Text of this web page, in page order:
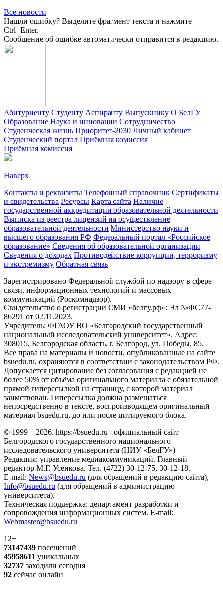
Все новости
Нашли ошибку? Выделите фрагмент текста и нажмите
Ctrl+Enter.
Сообщение об ошибке автоматически отправится в редакцию.
Абитуриенту Студенту Аспиранту Выпускнику О БелГУ
Образование Наука и инновации Сотрудничество
Студенческая жизнь Приоритет-2030 Личный кабинет
Студенческий портал Приёмная комиссия
Приёмная комиссия
Наверх
Контакты и реквизиты Телефонный справочник Сертификаты
и свидетельства Ресурсы Карта сайта Наличие
государственной аккредитации образовательной деятельности
Выписка из реестра лицензий на осуществление
образовательной деятельности Министерствo науки и
высшего образования РФ Федеральный портал «Российское
образование» Сведения об образовательной организации
Сведения о доходах Противодействие коррупции, терроризму
и экстремизму Обратная связь
Зарегистрировано Федеральной службой по надзору в сфере
связи, информационных технологий и массовых
коммуникаций (Роскомнадзор).
Свидетельство о регистрации СМИ «белгу.рф»: Эл №ФС77-
86291 от 02.11.2023.
Учредитель: ФГАОУ ВО «Белгородский государственный
национальный исследовательский университет». Адрес:
308015, Белгородская область, г. Белгород, ул. Победы, 85.
Все права на материалы и новости, опубликованные на сайте
bsuedu.ru, охраняются в соответствии с законодательством РФ.
Допускается цитирование без согласования с редакцией не
более 50% от объёма оригинального материала с обязательной
прямой гиперссылкой на страницу, с которой материал
заимствован. Гиперссылка должна размещаться
непосредственно в тексте, воспроизводящем оригинальный
материал bsuedu.ru, до или после цитируемого блока.
© 1999 – 2026. https://bsuedu.ru - официальный сайт
Белгородского государственного национального
исследовательского университета (НИУ «БелГУ»)
Редакция: управление медиакоммуникаций. Главный
редактор М.Г. Усенкова. Тел. (4722) 30-12-75, 30-12-18.
E-mail: News@bsuedu.ru (для обращений в редакцию сайта),
Info@bsuedu.ru (для обращений в администрацию
университета).
Техническая поддержка: департамент разработки и
сопровождения информационных систем. E-mail:
Webmaster@bsuedu.ru
12+
73147439 посещений
45958611 уникальных
32737 заходили сегодня
92 сейчас онлайн